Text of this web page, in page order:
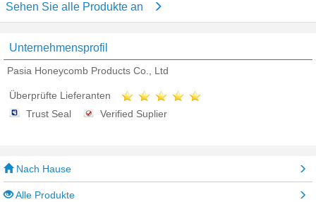
Sehen Sie alle Produkte an
Unternehmensprofil
Pasia Honeycomb Products Co., Ltd
Überprüfte Lieferanten
Trust Seal
Verified Suplier
Nach Hause
Alle Produkte